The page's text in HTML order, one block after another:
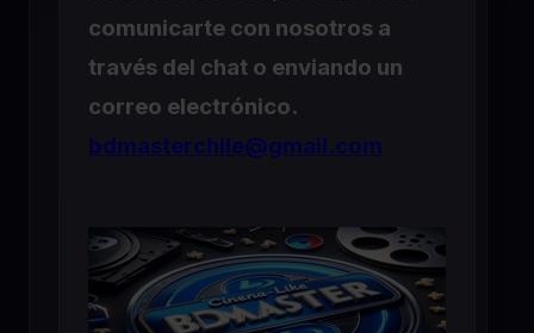
comunicarte con nosotros a
través del chat o enviando un
correo electrónico.
bdmasterchile@gmail.com